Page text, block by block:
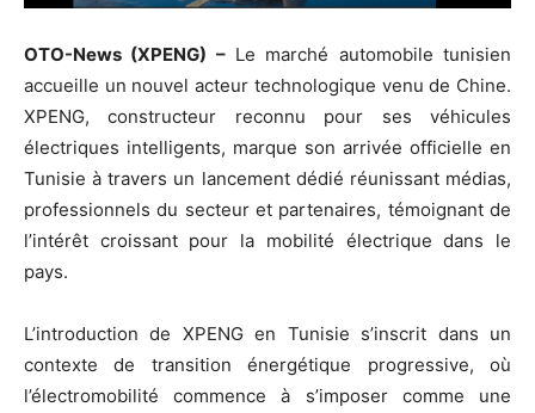
OTO-News (XPENG) –Le marché automobile tunisien
accueille un nouvel acteur technologique venu de Chine.
XPENG, constructeur reconnu pour ses véhicules
électriques intelligents, marque son arrivée officielle en
Tunisie à travers un lancement dédié réunissant médias,
professionnels du secteur et partenaires, témoignant de
l’intérêt croissant pour la mobilité électrique dans le
pays.
L’introduction de XPENG en Tunisie s’inscrit dans un
contexte de transition énergétique progressive, où
l’électromobilité commence à s’imposer comme une